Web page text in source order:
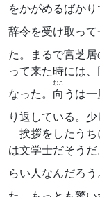
をかがめるばか
辞令を受け取っ
た。まるで宮芝居
って来た時には
なった。 向
むこ
うは
り返している。
挨拶をしたうち
は文学士だそう
らい人なんだろう。